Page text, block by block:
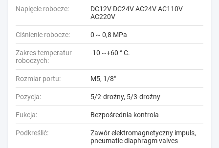
Napięcie robocze:
DC12V DC24V AC24V AC110V
AC220V
Ciśnienie robocze: 0 ~ 0,8 MPa
Zakres temperatur
roboczych:
-10 ~+60 ° C.
Rozmiar portu: M5, 1/8"
Pozycja: 5/2-drożny, 5/3-drożny
Fukcja: Bezpośrednia kontrola
Podkreślić: Zawór elektromagnetyczny impuls,
pneumatic diaphragm valves